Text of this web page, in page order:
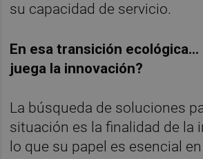
su capacidad de servicio.
En esa transición ecológica…
juega la innovación?
La búsqueda de soluciones
situación es la finalidad de la
lo que su papel es esencial